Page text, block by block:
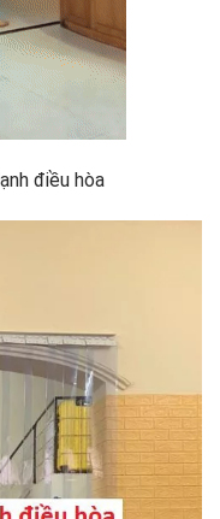
điều hòa